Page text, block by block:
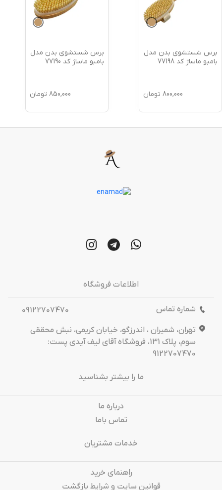
برس شستشوی بدن مدل
بامبو ماساژ کد 77198
800,000 تومان
برس شستشوی بدن مدل
بامبو ماساژ کد 77190
850,000 تومان
اطلاعات فروشگاه
شماره تماس
09122707470
تهران، شمیران ، اندرزگو، خیابان کریمی، نبش محققی
سوم، پلاک 131، فروشگاه آقای لیف آیدی پست:
9122707470
ما را بیشتر بشناسید
درباره‌ ما
تماس باما
خدمات مشتریان
راهنمای خرید
قوانین سایت و شرایط بازگشت